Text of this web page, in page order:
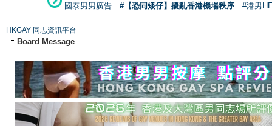
國泰男男廣告
#【恐同矮仔】擾亂香港機場秩序 #港男
HKGAY 同志資訊平台
Board Message